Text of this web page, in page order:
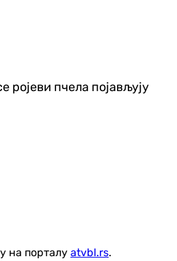
ројеви пчела појављују
на порталу atvbl.rs.